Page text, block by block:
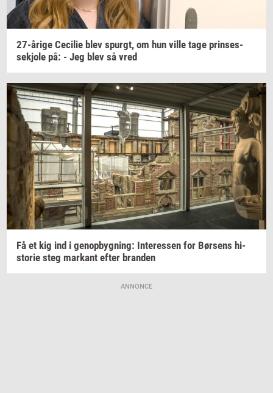
27-​årige Ce­ci­lie blev spurgt, om hun ville tage prin­ses­
sekjo­le på: - Jeg blev så vred
Få et kig ind i genop­byg­ning: In­ter­es­sen for Bør­sens hi­
sto­rie steg mar­kant efter bran­den
ANNONCE